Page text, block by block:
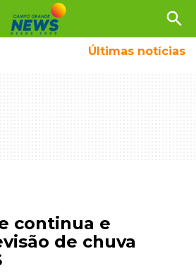
search
Últimas notícias
continua e
de chuva